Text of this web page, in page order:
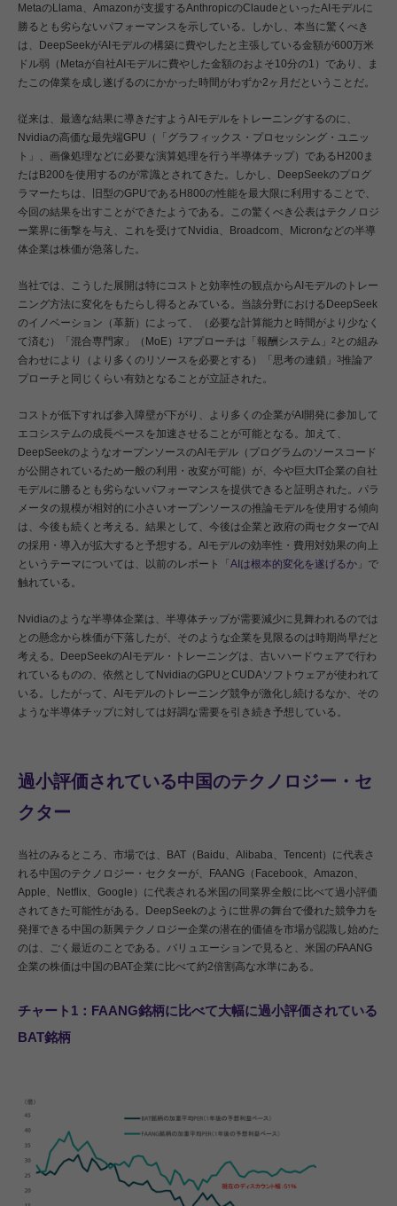
MetaのLlama、Amazonが支援するAnthropicのClaudeといったAIモデルに
勝るとも劣らないパフォーマンスを示している。しかし、本当に驚くべき
は、DeepSeekがAIモデルの構築に費やしたと主張している金額が600万米
ドル弱（Metaが自社AIモデルに費やした金額のおよそ10分の1）であり、ま
たこの偉業を成し遂げるのにかかった時間がわずか2ヶ月だということだ。
従来は、最適な結果に導きだすようAIモデルをトレーニングするのに、
Nvidiaの高価な最先端GPU（「グラフィックス・プロセッシング・ユニッ
ト」、画像処理などに必要な演算処理を行う半導体チップ）であるH200ま
たはB200を使用するのが常識とされてきた。しかし、DeepSeekのプログ
ラマーたちは、旧型のGPUであるH800の性能を最大限に利用することで、
今回の結果を出すことができたようである。この驚くべき公表はテクノロジ
ー業界に衝撃を与え、これを受けてNvidia、Broadcom、Micronなどの半導
体企業は株価が急落した。
当社では、こうした展開は特にコストと効率性の観点からAIモデルのトレー
ニング方法に変化をもたらし得るとみている。当該分野におけるDeepSeek
のイノベーション（革新）によって、（必要な計算能力と時間がより少なく
て済む）「混合専門家」（MoE）
1 アプローチは「報酬システム」 2 との組み
合わせにより（より多くのリソースを必要とする）「思考の連鎖」
3推論ア
プローチと同じくらい有効となることが立証された。
コストが低下すれば参入障壁が下がり、より多くの企業がAI開発に参加して
エコシステムの成長ペースを加速させることが可能となる。加えて、
DeepSeekのようなオープンソースのAIモデル（プログラムのソースコード
が公開されているため一般の利用・改変が可能）が、今や巨大IT企業の自社
モデルに勝るとも劣らないパフォーマンスを提供できると証明された。パラ
メータの規模が相対的に小さいオープンソースの推論モデルを使用する傾向
は、今後も続くと考える。結果として、今後は企業と政府の両セクターでAI
の採用・導入が拡大すると予想する。AIモデルの効率性・費用対効果の向上
というテーマについては、以前のレポート「 AIは根本的変化を遂げるか 」で
触れている。
Nvidiaのような半導体企業は、半導体チップが需要減少に見舞われるのでは
との懸念から株価が下落したが、そのような企業を見限るのは時期尚早だと
考える。DeepSeekのAIモデル・トレーニングは、古いハードウェアで行わ
れているものの、依然としてNvidiaのGPUとCUDAソフトウェアが使われて
いる。したがって、AIモデルのトレーニング競争が激化し続けるなか、その
ような半導体チップに対しては好調な需要を引き続き予想している。
過小評価されている中国のテクノロジー・セ
クター
当社のみるところ、市場では、BAT（Baidu、Alibaba、Tencent）に代表さ
れる中国のテクノロジー・セクターが、FAANG（Facebook、Amazon、
Apple、Netflix、Google）に代表される米国の同業界全般に比べて過小評価
されてきた可能性がある。DeepSeekのように世界の舞台で優れた競争力を
発揮できる中国の新興テクノロジー企業の潜在的価値を市場が認識し始めた
のは、ごく最近のことである。バリュエーションで見ると、米国のFAANG
企業の株価は中国のBAT企業に比べて約2倍割高な水準にある。
チャート1：FAANG銘柄に比べて大幅に過小評価されている
BAT銘柄